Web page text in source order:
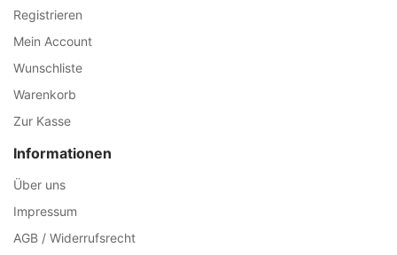
Registrieren
Mein Account
Wunschliste
Warenkorb
Zur Kasse
Informationen
Über uns
Impressum
AGB / Widerrufsrecht